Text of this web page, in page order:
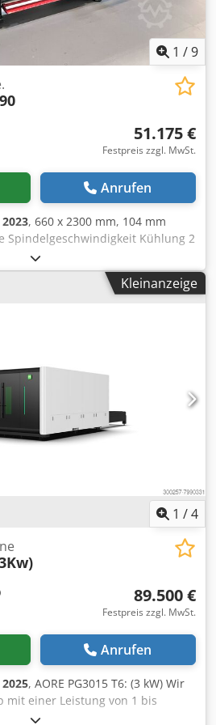
1 /9
51.175 €
Festpreis zzgl. MwSt.
Anrufen
2023, 660 x 2300 mm, 104 mm
Spindelgeschwindigkeit Kühlung 2
Werkzeugmaschinen
3 Krallen 12" Sk-Typ
Digitalanzeige FAGORKleinanzeige
1 /4
89.500 €
Festpreis zzgl. MwSt.
Anrufen
2025, AORE PG3015 T6: (3 kW) Wir
mit einer Leistung von 1 bis
Design mit